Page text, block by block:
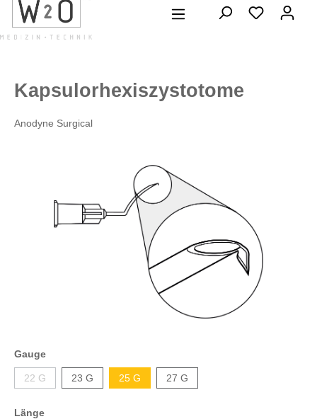
springen
Kapsulorhexiszystotome
Anodyne Surgical
Gauge
22 G 23 G 25 G 27 G
Länge